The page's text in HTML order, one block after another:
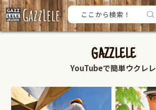
GAZZLELE
YouTubeで簡単ウクレレ